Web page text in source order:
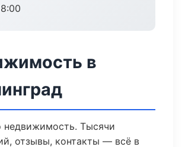
в
недвижимость. Тысячи
отзывы, контакты — всё в